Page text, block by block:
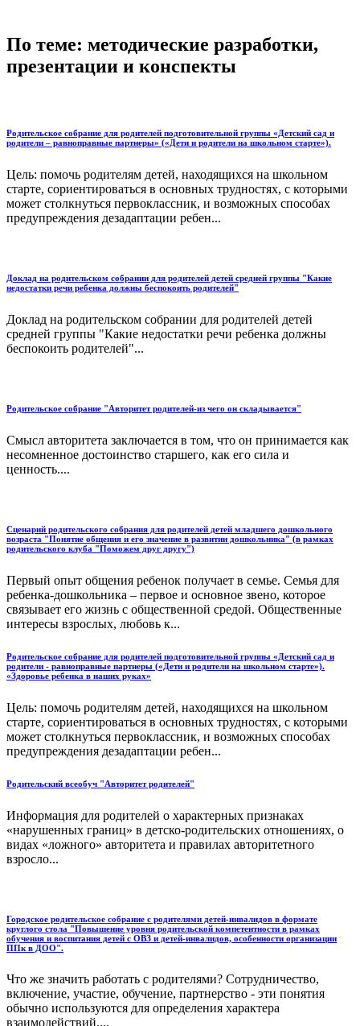
По теме: методические разработки,
презентации и конспекты
Родительское собрание для родителей подготовительной группы «Детский сад и
родители – равноправные партнеры» («Дети и родители на школьном старте»).
Цель: помочь родителям детей, находящихся на школьном
старте, сориентироваться в основных трудностях, с которыми
может столкнуться первоклассник, и возможных способах
предупреждения дезадаптации ребен...
Доклад на родительском собрании для родителей детей средней группы "Какие
недостатки речи ребенка должны беспокоить родителей"
Доклад на родительском собрании для родителей детей
средней группы "Какие недостатки речи ребенка должны
беспокоить родителей"...
Родительское собрание "Авторитет родителей-из чего он складывается"
Смысл авторитета заключается в том, что он принимается как
несомненное достоинство старшего, как его сила и
ценность....
Сценарий родительского собрания для родителей детей младшего дошкольного
возраста "Понятие общения и его значение в развитии дошкольника" (в рамках
родительского клуба "Поможем друг другу")
Первый опыт общения ребенок получает в семье. Семья для
ребенка-дошкольника – первое и основное звено, которое
связывает его жизнь с общественной средой. Общественные
интересы взрослых, любовь к...
Родительское собрание для родителей подготовительной группы «Детский сад и
родители - равноправные партнеры («Дети и родители на школьном старте»).
«Здоровье ребенка в наших руках»
Цель: помочь родителям детей, находящихся на школьном
старте, сориентироваться в основных трудностях, с которыми
может столкнуться первоклассник, и возможных способах
предупреждения дезадаптации ребен...
Родительский всеобуч "Авторитет родителей"
Информация для родителей о характерных признаках
«нарушенных границ» в детско-родительских отношениях, о
видах «ложного» авторитета и правилах авторитетного
взросло...
Городское родительское собрание с родителями детей-инвалидов в формате
круглого стола "Повышение уровня родительской компетентности в рамках
обучения и воспитания детей с ОВЗ и детей-инвалидов, особенности организации
ППк в ДОО".
Что же значить работать с родителями? Сотрудничество,
включение, участие, обучение, партнерство - эти понятия
обычно используются для определения характера
взаимодействий....